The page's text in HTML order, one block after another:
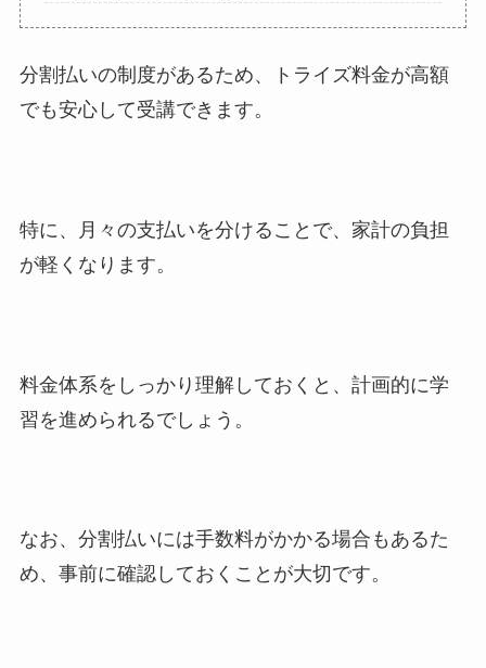
分割払いの制度があるため、トライズ料金が高額
でも安心して受講できます。
特に、月々の支払いを分けることで、家計の負担
が軽くなります。
料金体系をしっかり理解しておくと、計画的に学
習を進められるでしょう。
なお、分割払いには手数料がかかる場合もあるた
め、事前に確認しておくことが大切です。